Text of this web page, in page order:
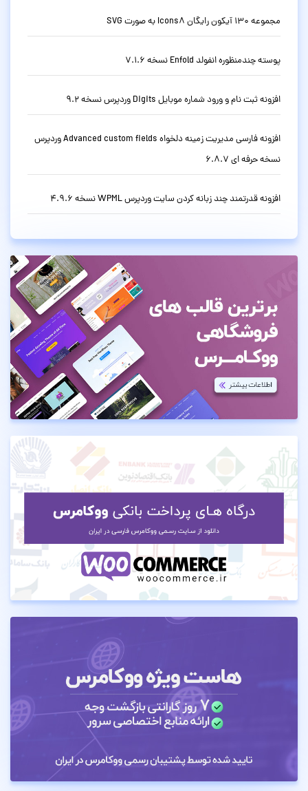
مجموعه 130 آیکون رایگان Icons8 به صورت SVG
پوسته چندمنظوره انفولد Enfold نسخه 7.1.6
افزونه ثبت نام و ورود شماره موبایل Digits وردپرس نسخه 9.2
افزونه فارسی مدیریت زمینه دلخواه Advanced custom fields وردپرس
نسخه حرفه ای 6.8.7
افزونه قدرتمند چند زبانه کردن سایت وردپرس WPML نسخه 4.9.6